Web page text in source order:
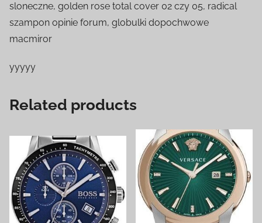
sloneczne, golden rose total cover 02 czy 05, radical
szampon opinie forum, globulki dopochwowe
macmiror
yyyyy
Related products